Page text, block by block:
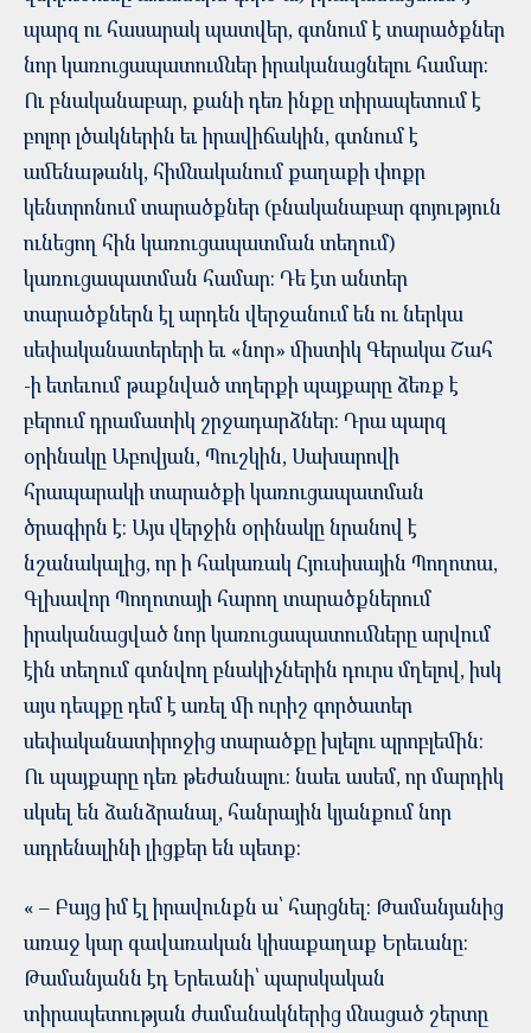
պարզ ու հասարակ պատվեր, գտնում է տարածքներ
նոր կառուցապատումներ իրականացնելու համար:
Ու բնականաբար, քանի դեռ ինքը տիրապետում է
բոլոր լծակներին եւ իրավիճակին, գտնում է
ամենաթանկ, հիմնականում քաղաքի փոքր
կենտրոնում տարածքներ (բնականաբար գոյություն
ունեցող հին կառուցապատման տեղում)
կառուցապատման համար: Դե էտ անտեր
տարածքներն էլ արդեն վերջանում են ու ներկա
սեփականատերերի եւ «նոր» միստիկ Գերակա Շահ
-ի ետեւում թաքնված տղերքի պայքարը ձեռք է
բերում դրամատիկ շրջադարձներ: Դրա պարզ
օրինակը Աբովյան, Պուշկին, Սախարովի
հրապարակի տարածքի կառուցապատման
ծրագիրն է: Այս վերջին օրինակը նրանով է
նշանակալից, որ ի հակառակ Հյուսիսային Պողոտա,
Գլխավոր Պողոտայի հարող տարածքներում
իրականացված նոր կառուցապատումները արվում
էին տեղում գտնվող բնակիչներին դուրս մղելով, իսկ
այս դեպքը դեմ է առել մի ուրիշ գործատեր
սեփականատիրոջից տարածքը խլելու պրոբլեմին:
Ու պայքարը դեռ թեժանալու: նաեւ ասեմ, որ մարդիկ
սկսել են ձանձրանալ, հանրային կյանքում նոր
ադրենալինի լիցքեր են պետք:
« – Բայց իմ էլ իրավունքն ա՝ հարցնել։ Թամանյանից
առաջ կար գավառական կիսաքաղաք Երեւանը։
Թամանյանն էդ Երեւանի՝ պարսկական
տիրապետության ժամանակներից մնացած շերտը